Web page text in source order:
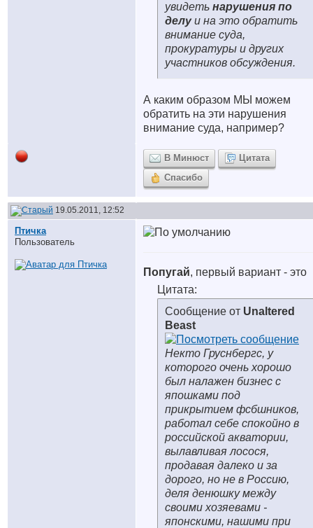
увидеть нарушения по
делуи на это обратить
внимание суда,
прокуратуры и других
участников обсуждения.
А каким образом МЫ можем
обратить на эти нарушения
внимание суда, например?
В Минюст
Цитата
Спасибо
19.05.2011, 12:52
Птичка
Пользователь
Попугай, первый вариант - это
Цитата:
Сообщение от Unaltered
Beast
Некто Груснбергс, у
которого очень хорошо
был налажен бизнес с
япошками под
прикрытием фсбшников,
работал себе спокойно в
российской акватории,
вылавливая лосося,
продавая далеко и за
дорого, но не в Россию,
деля денюшку между
своими хозяевами -
японскими, нашими при